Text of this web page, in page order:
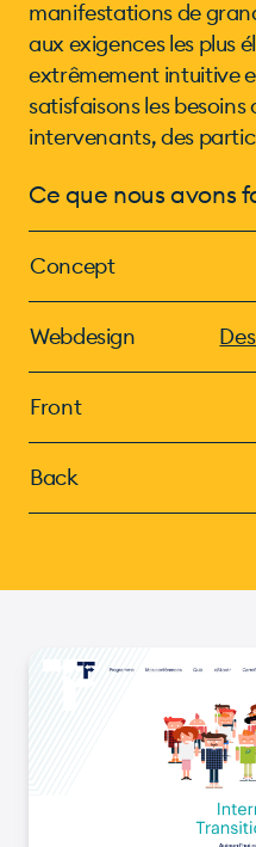
manifestations de
aux exigences les plus
extrêmement intuitive
satisfaisons les besoins
intervenants, des
Ce que nous avons
Concept
Webdesign
Front
Back